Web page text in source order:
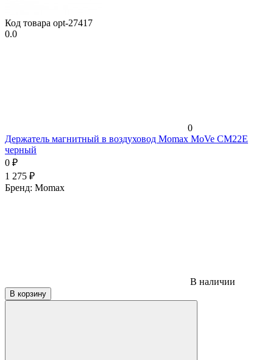
Код товара opt-27417
0.0
0
Держатель магнитный в воздуховод Momax MoVe CM22E
черный
0 ₽
1 275 ₽
Бренд: Momax
В наличии
В корзину